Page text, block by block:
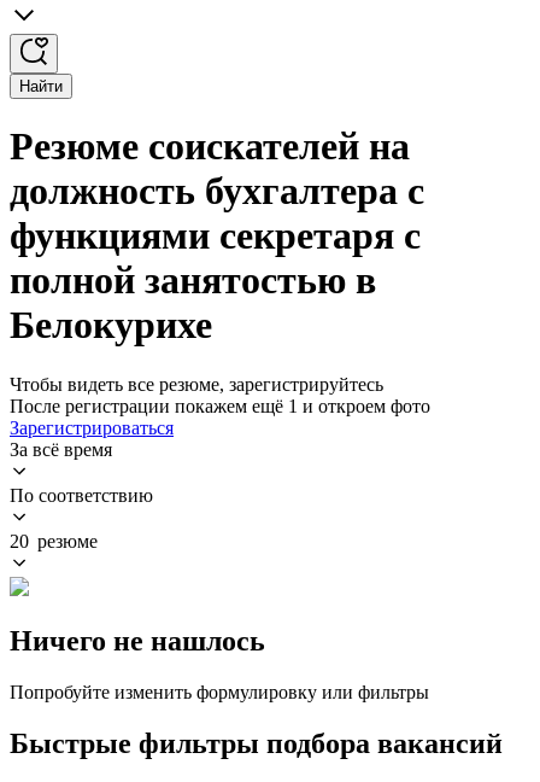
Найти
Резюме соискателей на
должность бухгалтера с
функциями секретаря с
полной занятостью в
Белокурихе
Чтобы видеть все резюме, зарегистрируйтесь
После регистрации покажем ещё 1 и откроем фото
Зарегистрироваться
За всё время
По соответствию
20 резюме
Ничего не нашлось
Попробуйте изменить формулировку или фильтры
Быстрые фильтры подбора вакансий